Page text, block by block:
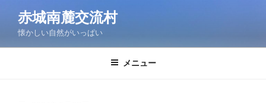
ン
赤城南麓交流村
懐かしい自然がいっぱい
メニュー